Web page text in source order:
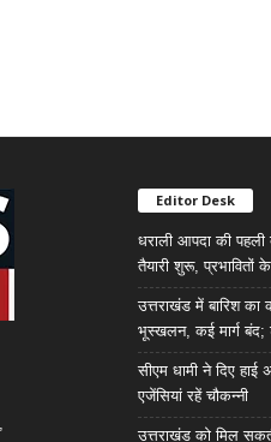
Editor Desk
धराली आपदा की पहली
तैयारी शुरू, प्रभावितों
उत्तराखंड में बारिश का
भूस्खलन, कई मार्ग बंद;
सीएम धामी ने दिए हाई
एजेंसियां रहें चौकन्नी
उत्तराखंड को मिल